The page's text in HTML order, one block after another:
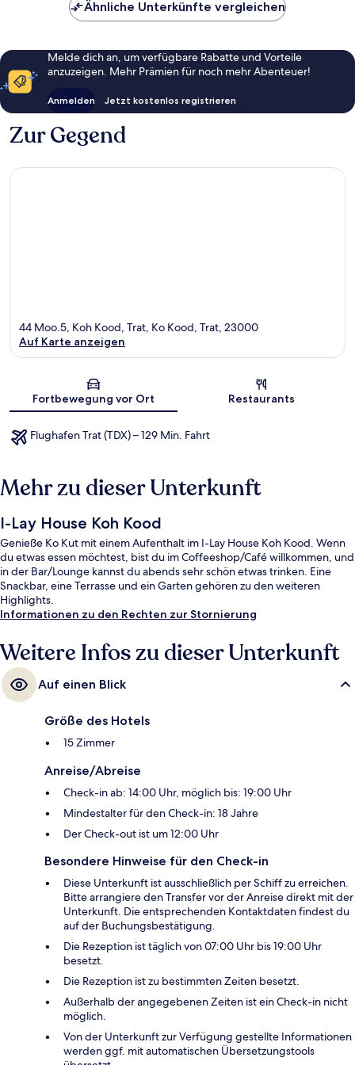
Ähnliche Unterkünfte vergleichen
Melde dich an, um verfügbare Rabatte und Vorteile
anzuzeigen. Mehr Prämien für noch mehr Abenteuer!
Anmelden Jetzt kostenlos registrieren
Zur Gegend
44 Moo.5, Koh Kood, Trat, Ko Kood, Trat, 23000
Auf Karte anzeigen
Fortbewegung vor Ort Restaurants
Flughafen Trat (TDX) – 129 Min. Fahrt
Mehr zu dieser Unterkunft
I-Lay House Koh Kood
Genieße Ko Kut mit einem Aufenthalt im I-Lay House Koh Kood. Wenn
du etwas essen möchtest, bist du im Coffeeshop/Café willkommen, und
in der Bar/Lounge kannst du abends sehr schön etwas trinken. Eine
Snackbar, eine Terrasse und ein Garten gehören zu den weiteren
Highlights.
Informationen zu den Rechten zur Stornierung
Weitere Infos zu dieser Unterkunft
Auf einen Blick
Größe des Hotels
15 Zimmer
Anreise/Abreise
Check-in ab: 14:00 Uhr, möglich bis: 19:00 Uhr
Mindestalter für den Check-in: 18 Jahre
Der Check-out ist um 12:00 Uhr
Besondere Hinweise für den Check-in
Diese Unterkunft ist ausschließlich per Schiff zu erreichen.
Bitte arrangiere den Transfer vor der Anreise direkt mit der
Unterkunft. Die entsprechenden Kontaktdaten findest du
auf der Buchungsbestätigung.
Die Rezeption ist täglich von 07:00 Uhr bis 19:00 Uhr
besetzt.
Die Rezeption ist zu bestimmten Zeiten besetzt.
Außerhalb der angegebenen Zeiten ist ein Check-in nicht
möglich.
Von der Unterkunft zur Verfügung gestellte Informationen
werden ggf. mit automatischen Übersetzungstools